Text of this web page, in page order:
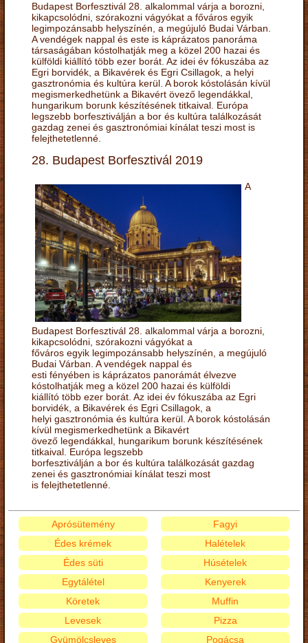
Budapest Borfesztivál 28. alkalommal várja a borozni,
kikapcsolódni, szórakozni vágyókat a főváros egyik
legimpozánsabb helyszínén, a megújuló Budai Várban.
A vendégek nappal és este is káprázatos panoráma
társaságában kóstolhatják meg a közel 200 hazai és
külföldi kiállító több ezer borát. Az idei év fókuszába az
Egri borvidék, a Bikavérek és Egri Csillagok, a helyi
gasztronómia és kultúra kerül. A borok kóstolásán kívül
megismerkedhetünk a Bikavért övező legendákkal,
hungarikum borunk készítésének titkaival. Európa
legszebb borfesztiválján a bor és kultúra találkozását
gazdag zenei és gasztronómiai kínálat teszi most is
felejthetetlenné.
28. Budapest Borfesztivál 2019
A
Budapest Borfesztivál 28. alkalommal várja a borozni,
kikapcsolódni, szórakozni vágyókat a
főváros egyik legimpozánsabb helyszínén, a megújuló
Budai Várban. A vendégek nappal és
esti fényében is káprázatos panorámát élvezve
kóstolhatják meg a közel 200 hazai és külföldi
kiállító több ezer borát. Az idei év fókuszába az Egri
borvidék, a Bikavérek és Egri Csillagok, a
helyi gasztronómia és kultúra kerül. A borok kóstolásán
kívül megismerkedhetünk a Bikavért
övező legendákkal, hungarikum borunk készítésének
titkaival. Európa legszebb
borfesztiválján a bor és kultúra találkozását gazdag
zenei és gasztronómiai kínálat teszi most
is felejthetetlenné.
Aprósütemény
Édes krémek
Édes süti
Egytálétel
Fagyi
Halételek
Húsételek
Kenyerek
Köretek
Levesek
Gyümölcsleves
Muffin
Pizza
Pogácsa